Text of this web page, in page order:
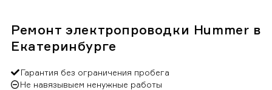
Ремонт электропроводки Hummer в
Екатеринбурге
Гарантия без ограничения пробега
Не навязывыем ненужные работы